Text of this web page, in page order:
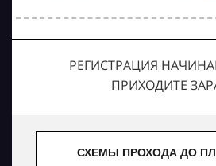
РЕГИСТРАЦИЯ
ПРИХОДИТЕ
СХЕМЫ ПРОХОДА ДО